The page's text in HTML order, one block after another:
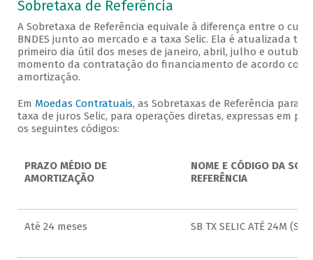
Sobretaxa de Referência
A Sobretaxa de Referência equivale à diferença entre o
BNDES junto ao mercado e a taxa Selic. Ela é atualizada
primeiro dia útil dos meses de janeiro, abril, julho e outubro
momento da contratação do financiamento de acordo com
amortização.
Em Moedas Contratuais, as Sobretaxas de Referência para
taxa de juros Selic, para operações diretas, expressas em
os seguintes códigos:
PRAZO MÉDIO DE
AMORTIZAÇÃO
NOME E CÓDIGO DA
REFERÊNCIA
Até 24 meses SB TX SELIC ATÉ 24M (SS1)